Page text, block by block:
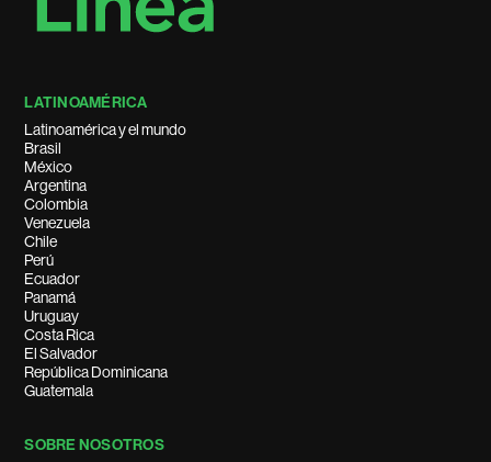
LATINOAMÉRICA
Latinoamérica y el mundo
Brasil
México
Argentina
Colombia
Venezuela
Chile
Perú
Ecuador
Panamá
Uruguay
Costa Rica
El Salvador
República Dominicana
Guatemala
SOBRE NOSOTROS